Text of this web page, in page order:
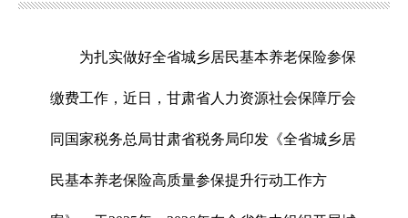
为扎实做好全省城乡居民基本养老保险参保
缴费工作，近日，甘肃省人力资源社会保障厅会
同国家税务总局甘肃省税务局印发《全省城乡居
民基本养老保险高质量参保提升行动工作方